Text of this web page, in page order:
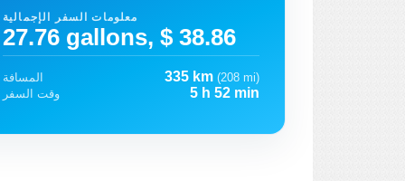
معلومات السفر الإجمالية
27.76 gallons, $ 38.86
المسافة 335 km (208 mi)
وقت السفر
5 h 52 min